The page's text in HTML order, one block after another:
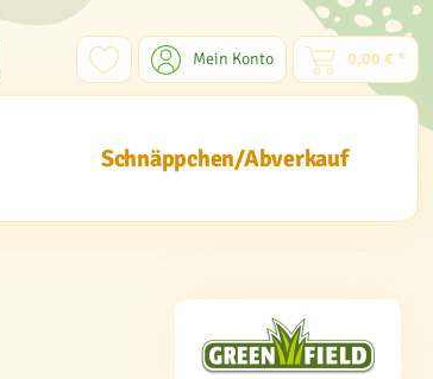
Mein Konto 0,00 € *
Schnäppchen/Abverkauf